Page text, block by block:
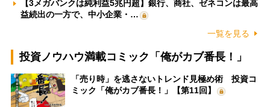
【3メガバンクは純利益5兆円超】銀行、商社、ゼネコンは最高
益続出の一方で、中小企業・…
一覧を見る
投資ノウハウ満載コミック「俺がカブ番長！」
「売り時」を逃さないトレンド見極め術 投資コ
ミック「俺がカブ番長！」【第11回】